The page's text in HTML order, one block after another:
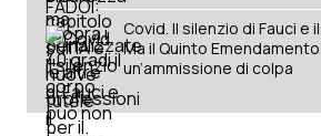
Covid. Il silenzio di Fauci e
Ma il Quinto
un’ammissione di colpa